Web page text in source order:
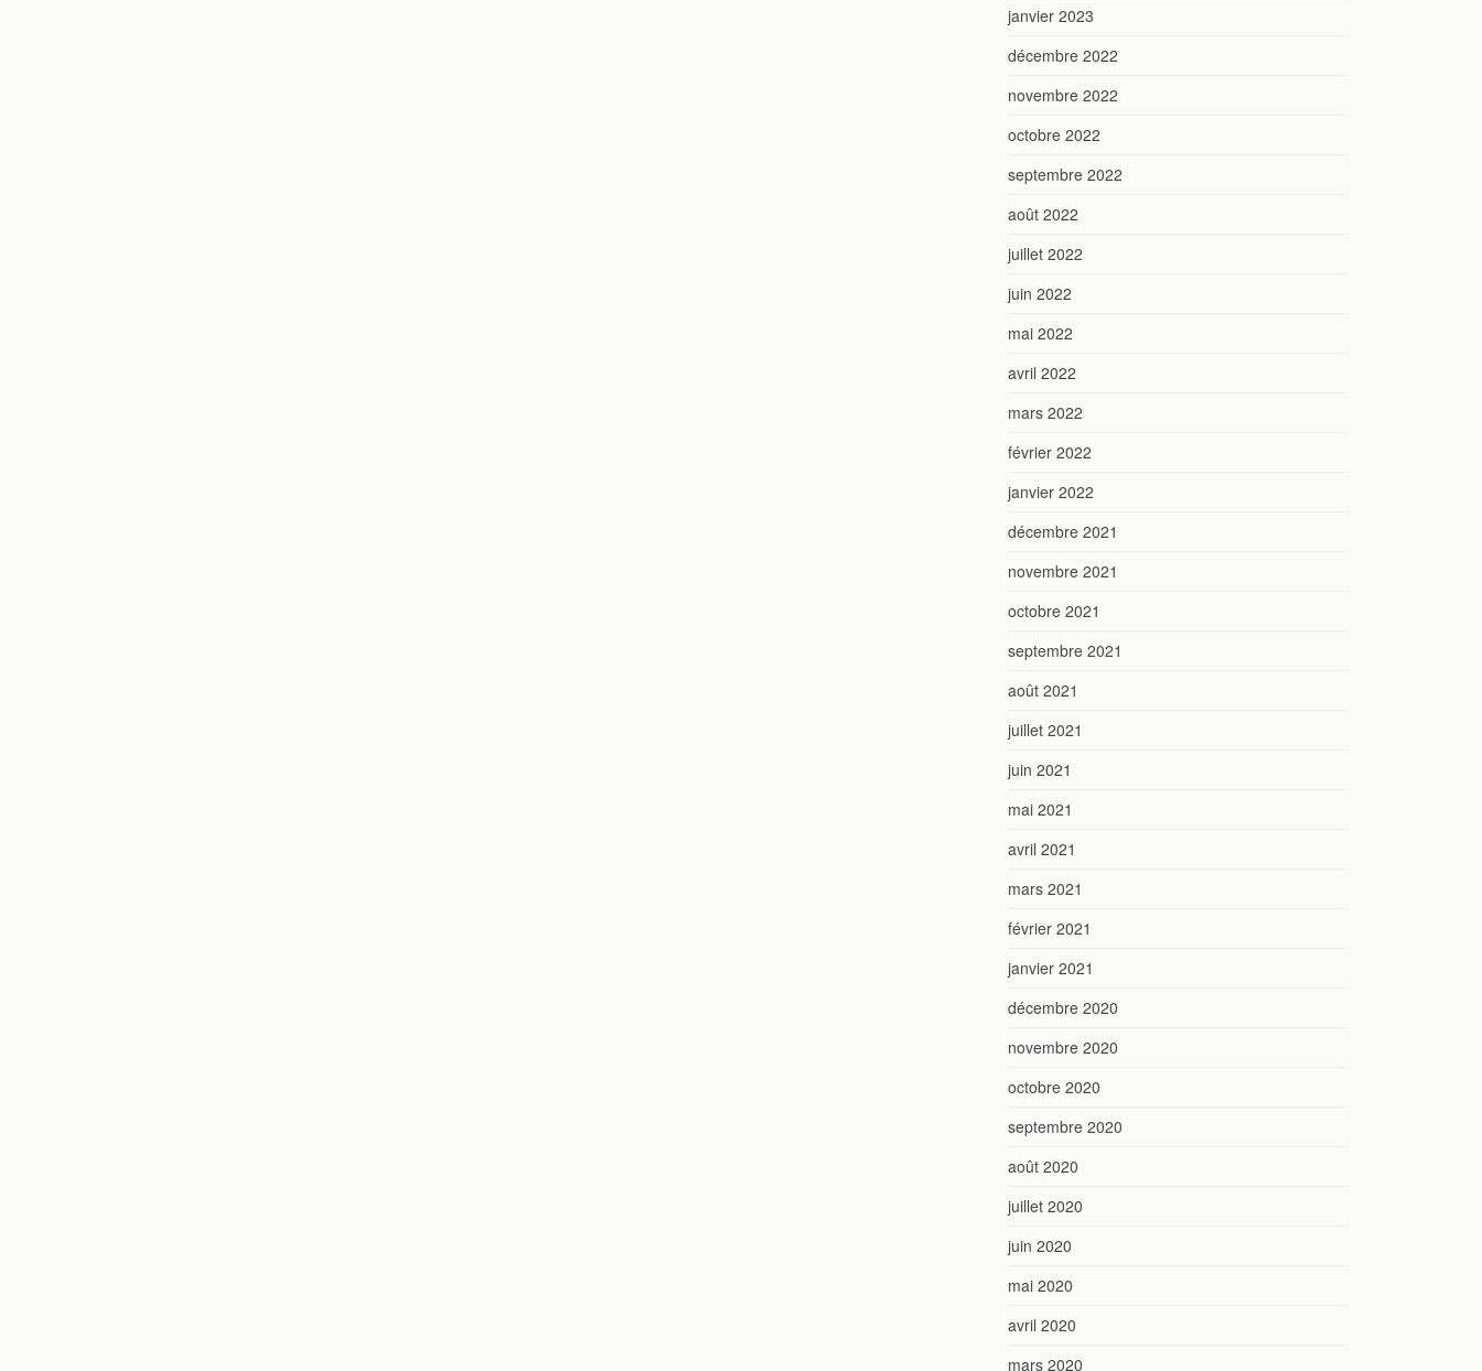
janvier 2023
décembre 2022
novembre 2022
octobre 2022
septembre 2022
août 2022
juillet 2022
juin 2022
mai 2022
avril 2022
mars 2022
février 2022
janvier 2022
décembre 2021
novembre 2021
octobre 2021
septembre 2021
août 2021
juillet 2021
juin 2021
mai 2021
avril 2021
mars 2021
février 2021
janvier 2021
décembre 2020
novembre 2020
octobre 2020
septembre 2020
août 2020
juillet 2020
juin 2020
mai 2020
avril 2020
mars 2020